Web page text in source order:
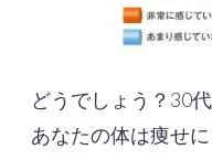
どうでしょう？30
あなたの体は痩せに